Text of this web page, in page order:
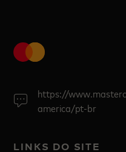
https://
america/pt-br
LINKS DO SITE